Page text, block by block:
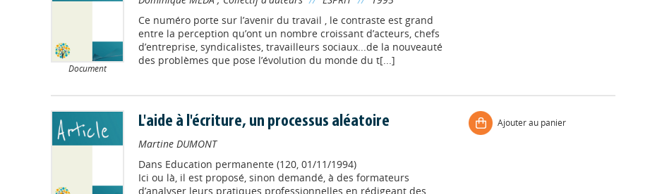
Document
Ce numéro porte sur l’avenir du travail , le contraste est grand
entre la perception qu’ont un nombre croissant d’acteurs, chefs
d’entreprise, syndicalistes, travailleurs sociaux...de la nouveauté
des problèmes que pose l’évolution du monde du t[...]
L'aide à l'écriture, un processus aléatoire
Martine DUMONT
Dans Education permanente (120, 01/11/1994)
Ici ou là, il est proposé, sinon demandé, à des formateurs
d’analyser leurs pratiques professionnelles en rédigeant des
Ajouter au panier